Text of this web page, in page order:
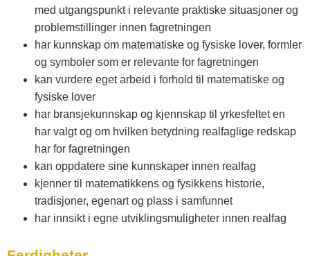
med utgangspunkt i relevante praktiske situasjoner og
problemstillinger innen fagretningen
har kunnskap om matematiske og fysiske lover, formler
og symboler som er relevante for fagretningen
kan vurdere eget arbeid i forhold til matematiske og
fysiske lover
har bransjekunnskap og kjennskap til yrkesfeltet en
har valgt og om hvilken betydning realfaglige redskap
har for fagretningen
kan oppdatere sine kunnskaper innen realfag
kjenner til matematikkens og fysikkens historie,
tradisjoner, egenart og plass i samfunnet
har innsikt i egne utviklingsmuligheter innen realfag